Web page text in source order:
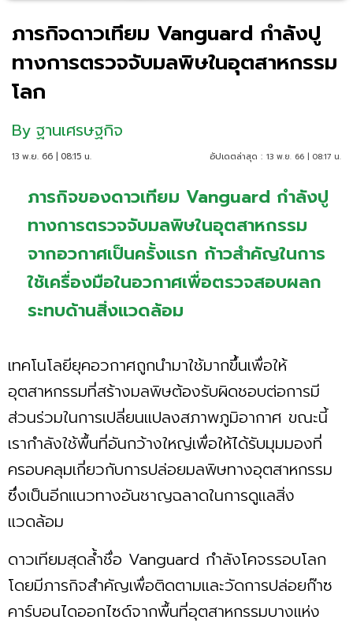
ภารกิจดาวเทียม Vanguard กำลังปู
ทางการตรวจจับมลพิษในอุตสาหกรรม
โลก
By ฐานเศรษฐกิจ
13 พ.ย. 66 | 08:15 น. อัปเดตล่าสุด : 13 พ.ย. 66 | 08:17 น.
ภารกิจของดาวเทียม Vanguard กำลังปู
ทางการตรวจจับมลพิษในอุตสาหกรรม
จากอวกาศเป็นครั้งแรก ก้าวสำคัญในการ
ใช้เครื่องมือในอวกาศเพื่อตรวจสอบผลก
ระทบด้านสิ่งแวดล้อม
เทคโนโลยียุคอวกาศถูกนำมาใช้มากขึ้นเพื่อให้
อุตสาหกรรมที่สร้างมลพิษต้องรับผิดชอบต่อการมี
ส่วนร่วมในการเปลี่ยนแปลงสภาพภูมิอากาศ ขณะนี้
เรากำลังใช้พื้นที่อันกว้างใหญ่เพื่อให้ได้รับมุมมองที่
ครอบคลุมเกี่ยวกับการปล่อยมลพิษทางอุตสาหกรรม
ซึ่งเป็นอีกแนวทางอันชาญฉลาดในการดูแลสิ่ง
แวดล้อม
ดาวเทียมสุดล้ำชื่อ Vanguard กำลังโคจรรอบโลก
โดยมีภารกิจสำคัญเพื่อติดตามและวัดการปล่อยก๊าซ
คาร์บอนไดออกไซด์จากพื้นที่อุตสาหกรรมบางแห่ง